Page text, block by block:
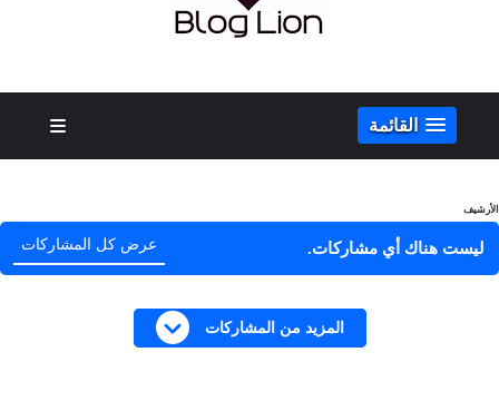
القائمة
الأرشيف
ليست هناك أي مشاركات. عرض كل المشاركات
المزيد من المشاركات